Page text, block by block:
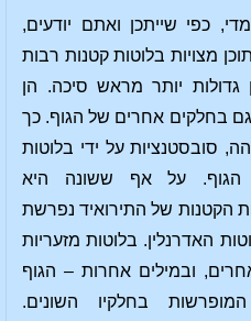
כפי שייתכן ואתם יודעים,
מצויות בלוטות קטנות רבות
גדולות יותר מראש סיכה. הן
בחלקים אחרים של הגוף. כך
סובסטנציות על ידי בלוטות
הגוף. על אף ששונה היא
הקטנות של התירואיד נפרשת
האדרנלין. בלוטות מזעריות
ובמילים אחרות – הגוף
בחלקיו השונים.